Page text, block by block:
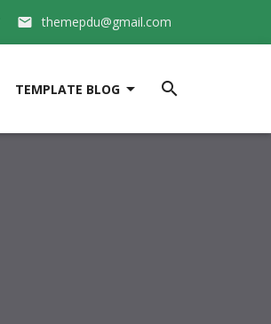
 themepdu@gmail.com
TEMPLATE BLOG  